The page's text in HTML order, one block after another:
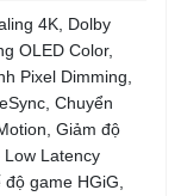
4K, Dolby
OLED Color,
Pixel Dimming,
Chuyển
Giảm độ
Latency
game HGiG,